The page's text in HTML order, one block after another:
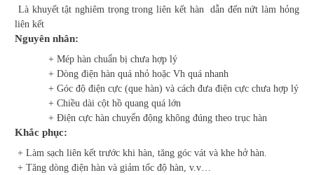
Là khuyết tật nghiêm trọng trong liên kết hàn dẫn đến nứt làm hỏng
liên kết
Nguyên nhân:
+ Mép hàn chuẩn bị chưa hợp lý
+ Dòng điện hàn quá nhỏ hoặc Vh quá nhanh
+ Góc độ điện cực (que hàn) và cách đưa điện cực chưa hợp lý
+ Chiều dài cột hồ quang quá lớn
+ Điện cực hàn chuyển động không đúng theo trục hàn
Khắc phục:
+ Làm sạch liên kết trước khi hàn, tăng góc vát và khe hở hàn.
+ Tăng dòng điện hàn và giảm tốc độ hàn, v.v…